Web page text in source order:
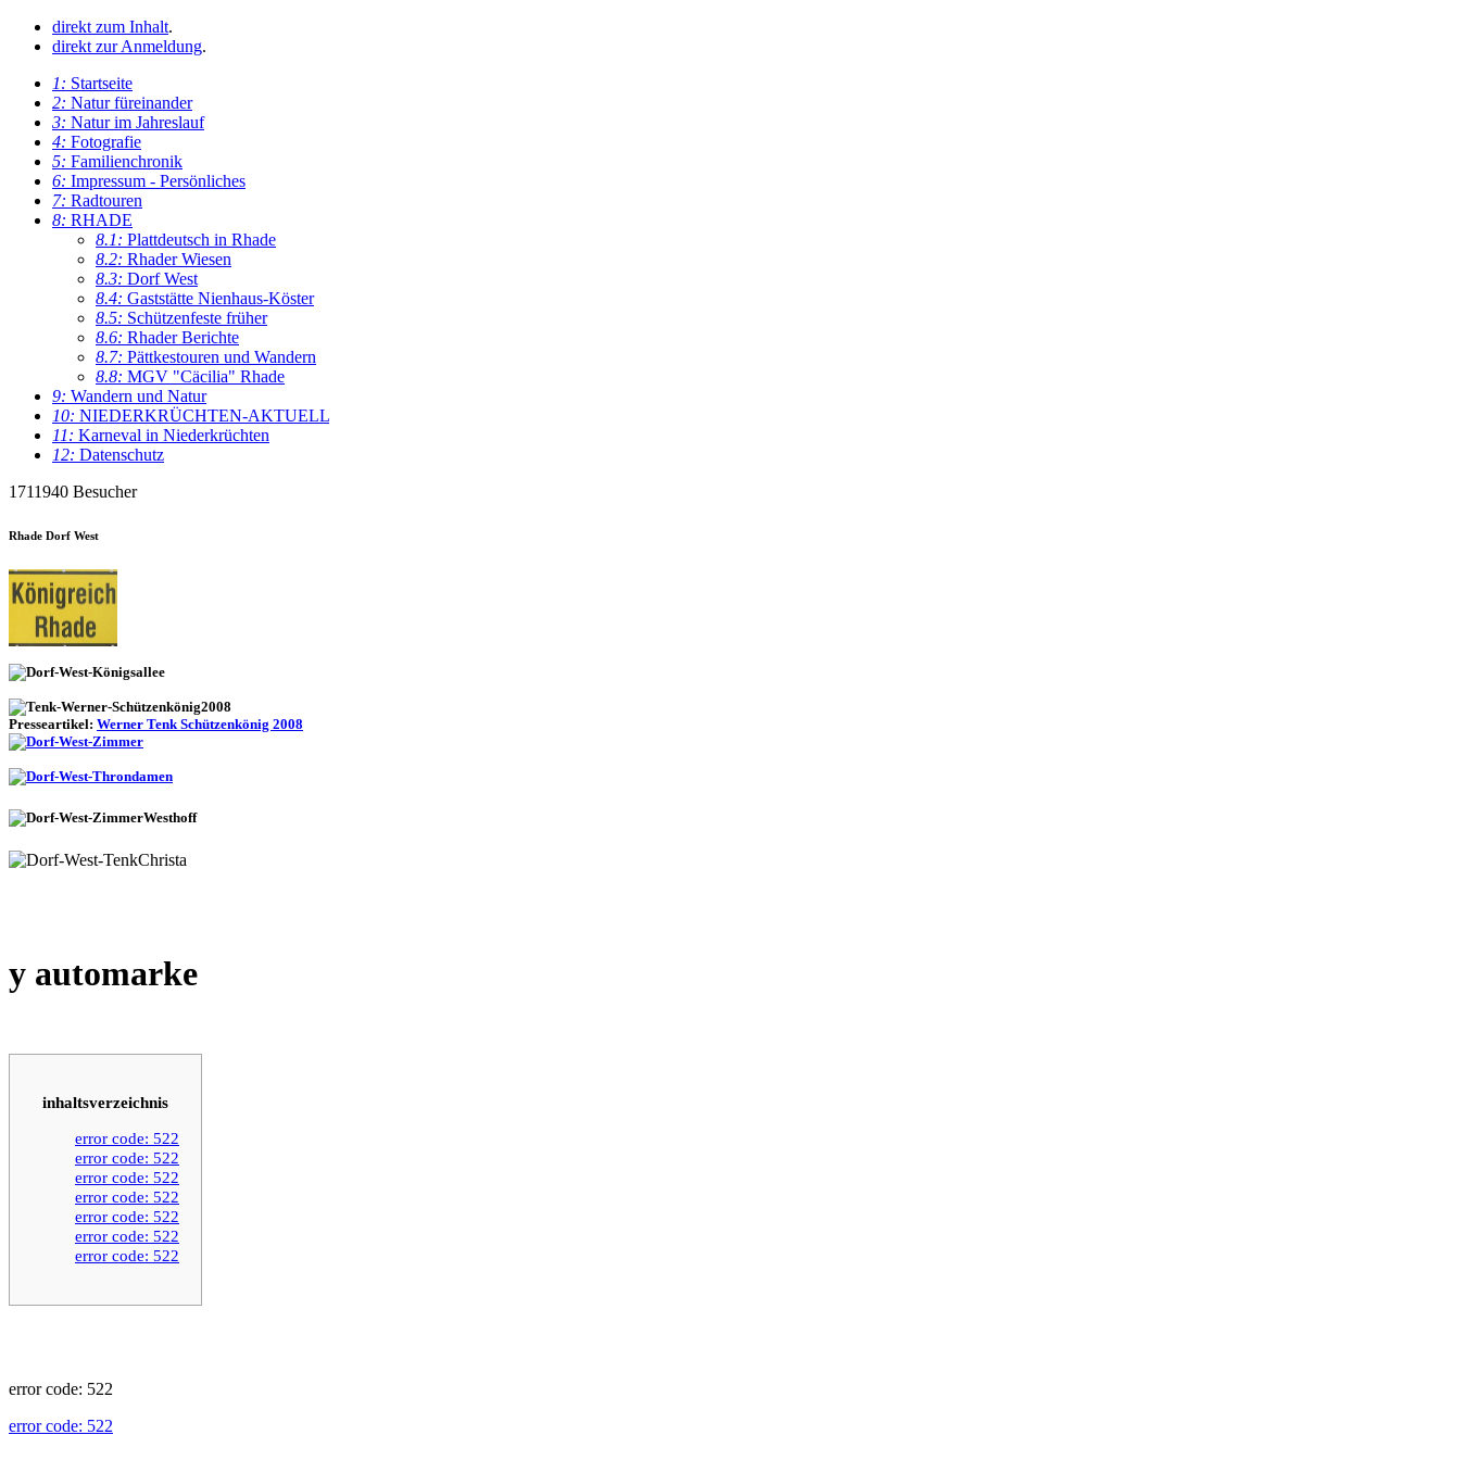
direkt zum Inhalt.
direkt zur Anmeldung.
1: Startseite
2: Natur füreinander
3: Natur im Jahreslauf
4: Fotografie
5: Familienchronik
6: Impressum - Persönliches
7: Radtouren
8: RHADE
8.1: Plattdeutsch in Rhade
8.2: Rhader Wiesen
8.3: Dorf West
8.4: Gaststätte Nienhaus-Köster
8.5: Schützenfeste früher
8.6: Rhader Berichte
8.7: Pättkestouren und Wandern
8.8: MGV "Cäcilia" Rhade
9: Wandern und Natur
10: NIEDERKRÜCHTEN-AKTUELL
11: Karneval in Niederkrüchten
12: Datenschutz
1711940 Besucher
Rhade Dorf West
Presseartikel: Werner Tenk Schützenkönig 2008
y automarke
inhaltsverzeichnis
error code: 522
error code: 522
error code: 522
error code: 522
error code: 522
error code: 522
error code: 522
error code: 522
error code: 522